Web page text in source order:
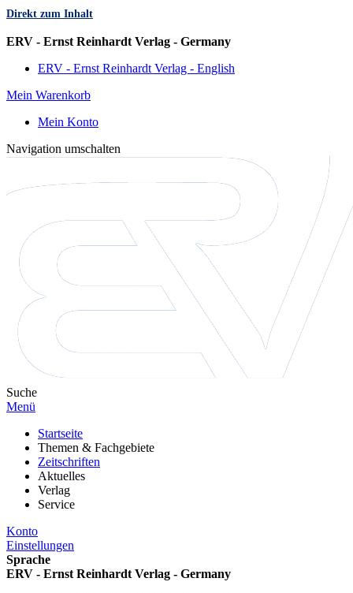
Direkt zum Inhalt
ERV - Ernst Reinhardt Verlag - Germany
ERV - Ernst Reinhardt Verlag - English
Mein Warenkorb
Mein Konto
Navigation umschalten
Suche
Menü
Startseite
Themen & Fachgebiete
Zeitschriften
Aktuelles
Verlag
Service
Konto
Einstellungen
Sprache
ERV - Ernst Reinhardt Verlag - Germany